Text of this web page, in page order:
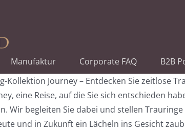
Manufaktur Corporate FAQ B2B
Kollektion Journey – Entdecken Sie zeitlose
eine Reise, auf die Sie sich entschieden
Wir begleiten Sie dabei und stellen
und in Zukunft ein Lächeln ins Gesicht